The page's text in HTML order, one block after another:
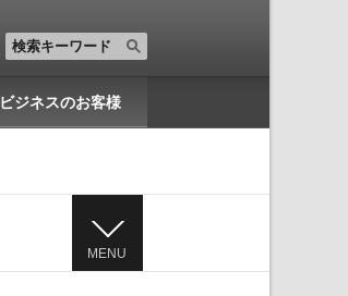
ビジネスのお客様
MENU